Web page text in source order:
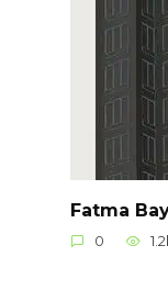
Fatma
0